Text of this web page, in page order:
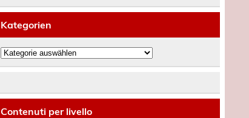
Kategorien
Kategorien
Contenuti per livello